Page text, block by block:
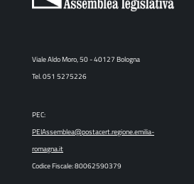
Viale Aldo Moro, 50 - 40127 Bologna
Tel. 051 5275226
PEC:
PEIAssemblea@postacert.regione.emilia-
romagna.it
Codice Fiscale: 80062590379